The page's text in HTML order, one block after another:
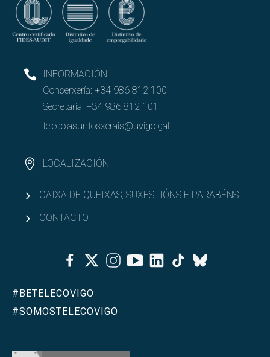
Entidades colaboradoras
AbrirGoberno
AbrirPAS e PDI
AbrirRecursos e infraestruturas
AbrirCalidade
INFORMACIÓN
Conserxería: +34 986 812 100
Secretaría: +34 986 812 101
teleco.asuntosxerais@uvigo.gal
LOCALIZACIÓN
CAIXA DE QUEIXAS, SUXESTIÓNS E PARABÉNS
CONTACTO
FacebookTwitterInstagramYoutubeLinkedinTiktok
Bluesky
#BETELECOVIGO
#SOMOSTELECOVIGO